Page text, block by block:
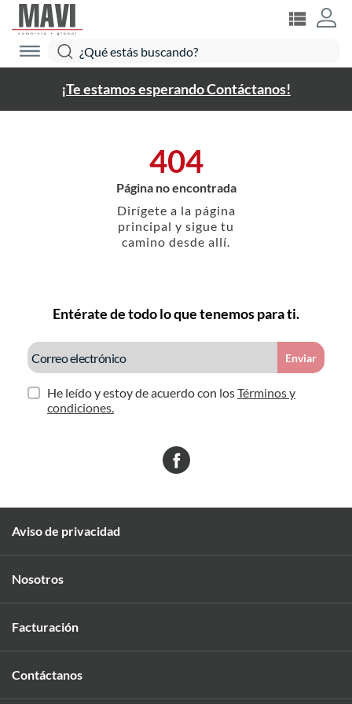
¡Te estamos esperando Contáctanos!
404
Página no encontrada
Dirígete a la página
principal y sigue tu
camino desde allí.
Entérate de todo lo que tenemos para ti.
Enviar
He leído y estoy de acuerdo con losTérminos y
condiciones.
Aviso de privacidad
Nosotros
Facturación
Contáctanos